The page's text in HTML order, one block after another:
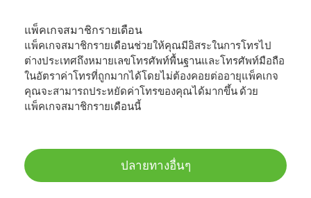
แพ็คเกจสมาชิกรายเดือน
แพ็คเกจสมาชิกรายเดือนช่วยให้คุณมีอิสระในการโทรไป
ต่างประเทศถึงหมายเลขโทรศัพท์พื้นฐานและโทรศัพท์มือถือ
ในอัตราค่าโทรที่ถูกมากได้โดยไม่ต้องคอยต่ออายุแพ็คเกจ
คุณจะสามารถประหยัดค่าโทรของคุณได้มากขึ้น ด้วย
แพ็คเกจสมาชิกรายเดือนนี้
ปลายทางอื่นๆ